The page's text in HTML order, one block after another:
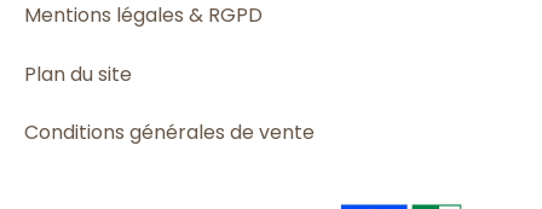
Mentions légales & RGPD
Plan du site
Conditions générales de vente